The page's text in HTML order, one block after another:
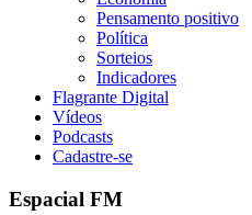
Pensamento positivo
Política
Sorteios
Indicadores
Flagrante Digital
Vídeos
Podcasts
Cadastre-se
Espacial FM